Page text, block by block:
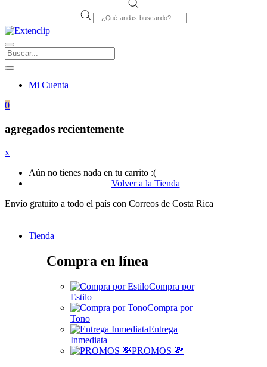
Products
search
Mi Cuenta
0
agregados recientemente
x
Aún no tienes nada en tu carrito :(
Volver a la Tienda
Envío gratuito a todo el país con Correos de Costa Rica
Tienda
Compra en línea
Compra por
Estilo
Compra por
Tono
Entrega
Inmediata
PROMOS 💸